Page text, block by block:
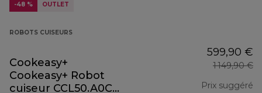
-48 % OUTLET
ROBOTS CUISEURS
Cookeasy+
Cookeasy+ Robot
cuiseur CCL50.A0CP
599,90 €
1 149,90 €
Prix suggéré